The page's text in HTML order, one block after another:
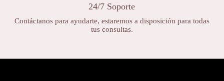
24/7 Soporte
Contáctanos para ayudarte, estaremos a disposición para todas
tus consultas.